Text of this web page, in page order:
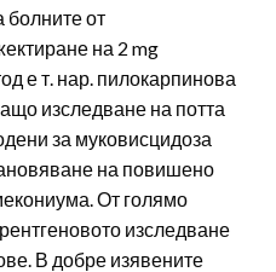
болните от
на 2 mg
е т. нар. пилокарпинова
изследване на потта
за муковисцидоза
на повишено
От голямо
изследване
В добре изявените